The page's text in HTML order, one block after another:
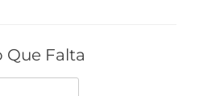
Que Falta